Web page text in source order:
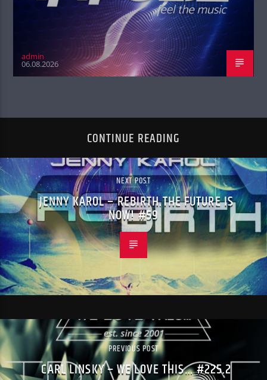
admin
06.08.2026
CONTINUE READING
NEXT POST
JENNY KAROL – REBIRTH.THE FUTURE IS
NOW! #59
PREVIOUS POST
CARL LINSKY – WE LOVE THIS… #225.2